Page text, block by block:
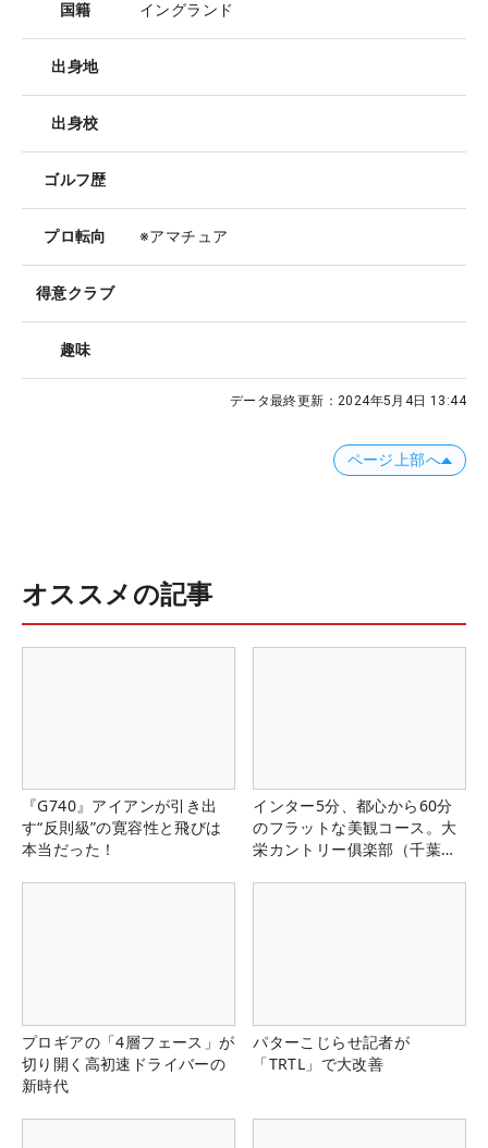
国籍 イングランド
出身地
出身校
ゴルフ歴
プロ転向 ※アマチュア
得意クラブ
趣味
データ最終更新： 2024年5月4日 13:44
ページ上部へ
オススメの記事
『G740』アイアンが引き出
す“反則級”の寛容性と飛びは
本当だった！
インター5分、都心から60分
のフラットな美観コース。大
栄カントリー俱楽部（千葉
プロギアの「4層フェース」が
切り開く高初速ドライバーの
新時代
パターこじらせ記者が
「TRTL」で大改善